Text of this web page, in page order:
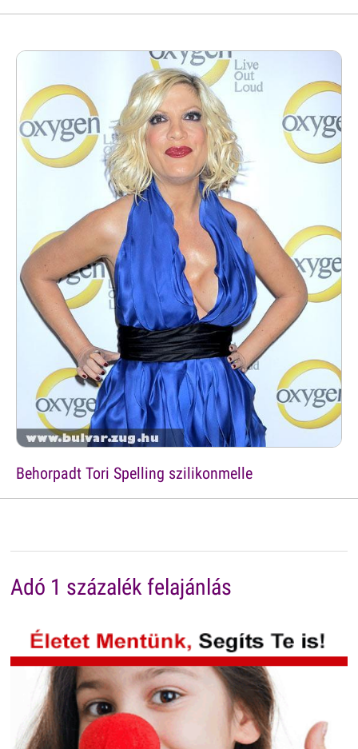
Behorpadt Tori Spelling szilikonmelle
Adó 1 százalék felajánlás